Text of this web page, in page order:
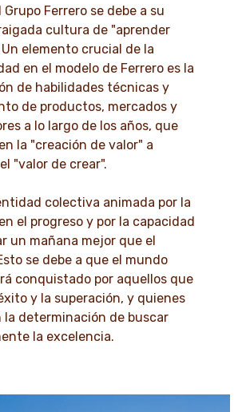
Ferrero se debe a su
cultura de "aprender
elemento crucial de la
en el modelo de Ferrero es la
de habilidades técnicas y
de productos, mercados y
a lo largo de los años, que
la "creación de valor" a
"valor de crear".
colectiva animada por la
el progreso y por la capacidad
un mañana mejor que el
se debe a que el mundo
conquistado por aquellos que
y la superación, y quienes
la determinación de buscar
la excelencia.